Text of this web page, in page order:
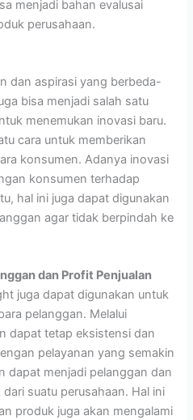
menjadi bahan evalusai
perusahaan.
dan aspirasi yang berbeda-
bisa menjadi salah satu
menemukan inovasi baru.
cara untuk memberikan
konsumen. Adanya inovasi
konsumen terhadap
hal ini juga dapat digunakan
agar tidak berpindah ke
dan Profit Penjualan
juga dapat digunakan untuk
pelanggan. Melalui
dapat tetap eksistensi dan
pelayanan yang semakin
dapat menjadi pelanggan dan
suatu perusahaan. Hal ini
produk juga akan mengalami